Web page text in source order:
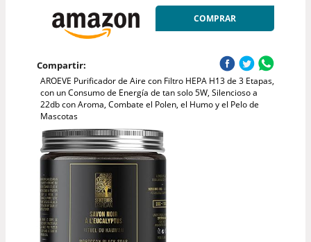
COMPRAR
Compartir:
AROEVE Purificador de Aire con Filtro HEPA H13 de 3 Etapas,
con un Consumo de Energía de tan solo 5W, Silencioso a
22db con Aroma, Combate el Polen, el Humo y el Pelo de
Mascotas